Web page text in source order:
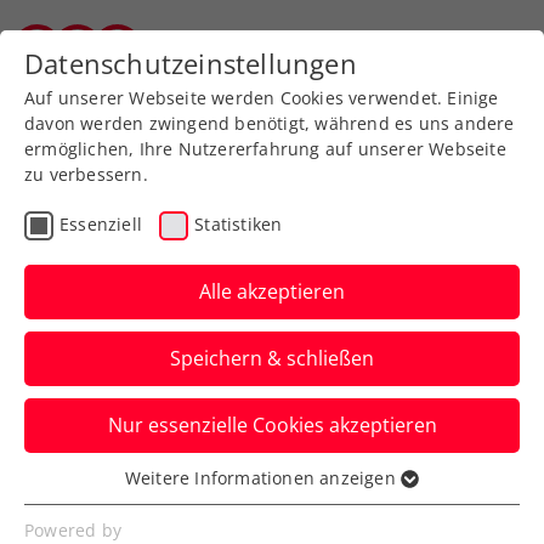
Zurück zur Newsübersicht
Turniere
ITF Rakovník: Starke Rabl
verzeichnet bestes
Karriereergebnis
Die ÖTV-Vertragsspielerin wird in
Tschechien nach beeindruckenden
Leistungen erst im Endspiel gestoppt.
Verfasst von: Manuel Wachta, 10.09.2024
Datenschutzeinstellungen
Auf unserer Webseite werden Cookies verwendet. Einige
davon werden zwingend benötigt, während es uns andere
ermöglichen, Ihre Nutzererfahrung auf unserer Webseite
zu verbessern.
Essenziell Statistiken
Alle akzeptieren
Speichern & schließen
Nur essenzielle Cookies akzeptieren
Essenziell
Essenzielle Cookies werden für grundlegende
Weitere Informationen anzeigen
Powered by